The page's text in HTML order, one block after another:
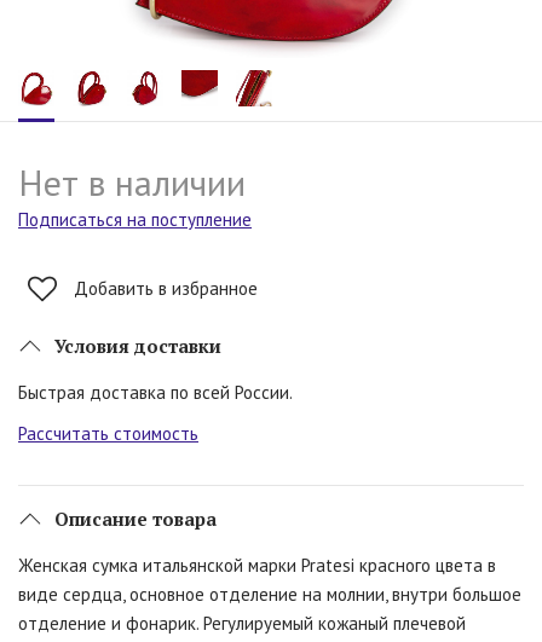
Нет в наличии
Подписаться на поступление
Добавить в избранное
Условия доставки
Быстрая доставка по всей России.
Рассчитать стоимость
Описание товара
Женская сумка итальянской марки Pratesi красного цвета в
виде сердца, основное отделение на молнии, внутри большое
отделение и фонарик. Регулируемый кожаный плечевой